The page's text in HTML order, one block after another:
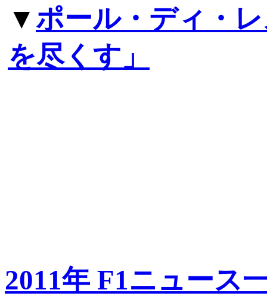
▼ ポール・ディ・
を尽くす」
2011年 F1ニュース